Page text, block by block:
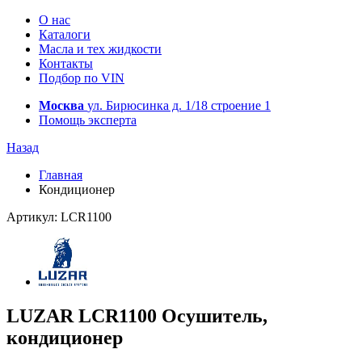
О нас
Каталоги
Масла и тех жидкости
Контакты
Подбор по VIN
Москва ул. Бирюсинка д. 1/18 строение 1
Помощь эксперта
Назад
Главная
Кондиционер
Артикул: LCR1100
LUZAR LCR1100 Осушитель,
кондиционер